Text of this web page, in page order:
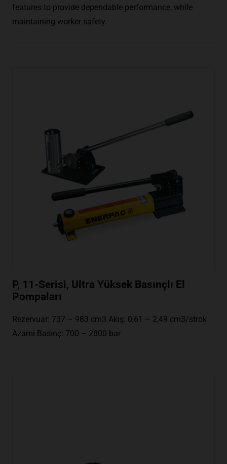
features to provide dependable performance, while
maintaining worker safety.
P, 11-Serisi, Ultra Yüksek Basınçlı El
Pompaları
Rezervuar: 737 – 983 cm3 Akış: 0,61 – 2,49 cm3/strok
Azami Basınç: 700 – 2800 bar